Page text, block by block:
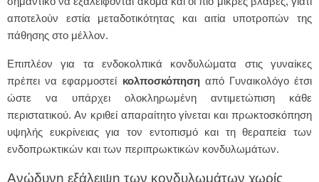
αποτελούν εστία μεταδοτικότητας και αιτία υποτροπών της
πάθησης στο μέλλον.
Επιπλέον για τα ενδοκολπικά κονδυλώματα στις γυναίκες
πρέπει να εφαρμοστεί κολποσκόπησηαπό Γυναικολόγο έτσι
ώστε να υπάρχει ολοκληρωμένη αντιμετώπιση κάθε
περιστατικού. Αν κριθεί απαραίτητο γίνεται και πρωκτοσκόπηση
υψηλής ευκρίνειας για τον εντοπισμό και τη θεραπεία των
ενδοπρωκτικών και των περιπρωκτικών κονδυλωμάτων.
Ανώδυνη εξάλειψη των κονδυλωμάτων χωρίς